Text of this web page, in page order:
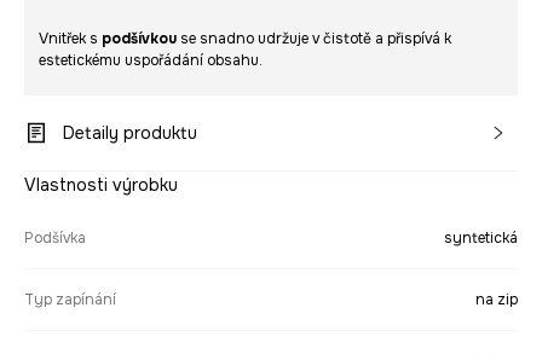
Vnitřek s podšívkou se snadno udržuje v čistotě a přispívá k
estetickému uspořádání obsahu.
Detaily produktu
Vlastnosti výrobku
Podšívka syntetická
Typ zapínání na zip